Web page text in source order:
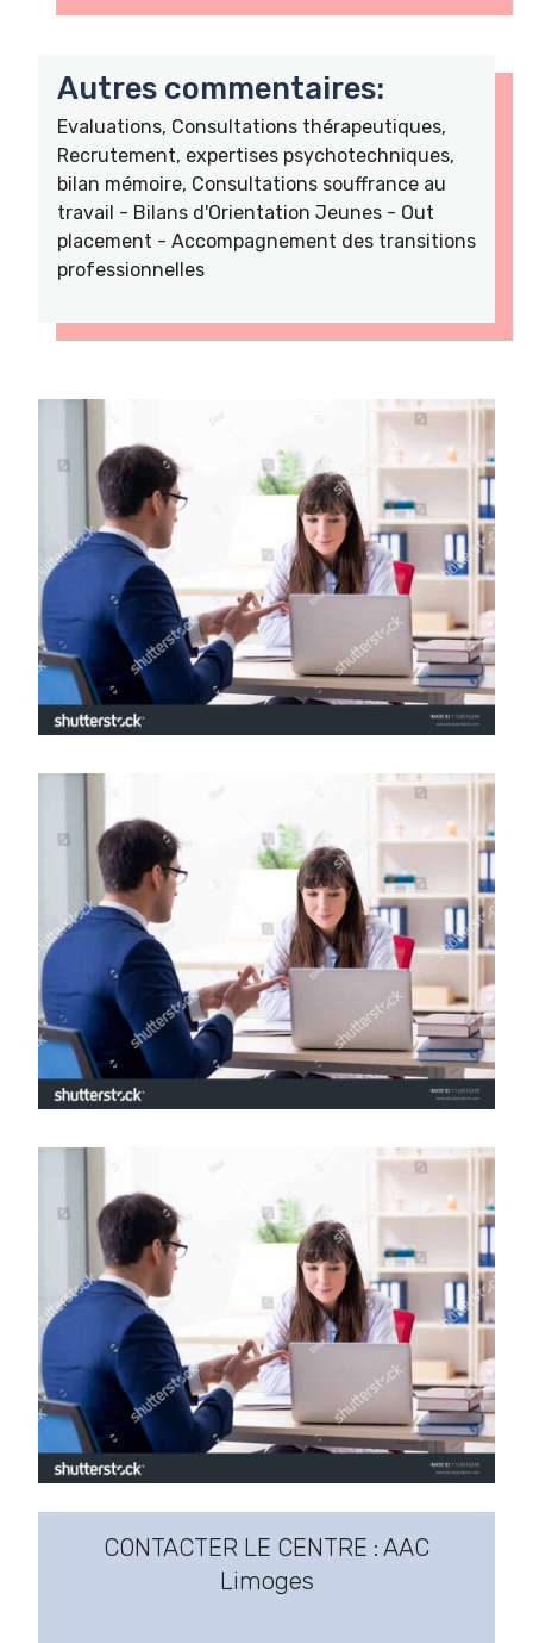
Autres commentaires:
Evaluations, Consultations thérapeutiques,
Recrutement, expertises psychotechniques,
bilan mémoire, Consultations souffrance au
travail - Bilans d'Orientation Jeunes - Out
placement - Accompagnement des transitions
professionnelles
CONTACTER LE CENTRE : AAC
Limoges